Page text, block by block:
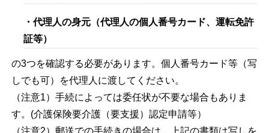
・代理人の身元（代理人の個人番号カード、運転免許
証等）
の3つを確認する必要があります。個人番号カード等（写
しでも可）を代理人に渡してください。
（注意1）手続によっては委任状が不要な場合もありま
す。(介護保険要介護（要支援）認定申請等）